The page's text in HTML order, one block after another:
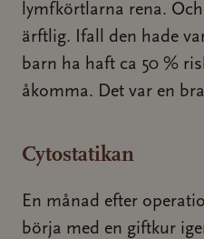
lymfkörtlarna rena.
ärftlig. Ifall den hade
barn ha haft ca 50 %
åkomma. Det var en
Cytostatikan
En månad efter
börja med en giftkur